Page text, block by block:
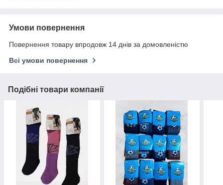
Умови повернення
Повернення товару впродовж 14 днів за домовленістю
Всі умови повернення
Подібні товари компанії